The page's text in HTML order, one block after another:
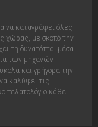
να καταγράψει όλες
χώρας, με σκοπό την
τη δυνατόττα, μέσα
των μηχανών
και γρήγορα την
καλύψει τις
πελατολόγιο κάθε